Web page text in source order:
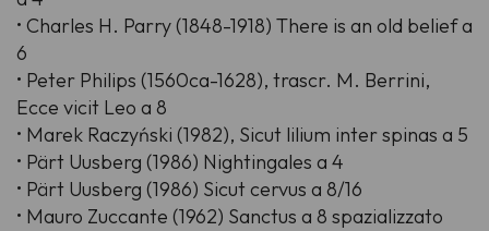
• Charles H. Parry (1848-1918) There is an old belief a
6
• Peter Philips (1560ca-1628), trascr. M. Berrini,
Ecce vicit Leo a 8
• Marek Raczyński (1982), Sicut lilium inter spinas a 5
• Pärt Uusberg (1986) Nightingales a 4
• Pärt Uusberg (1986) Sicut cervus a 8/16
• Mauro Zuccante (1962) Sanctus a 8 spazializzato